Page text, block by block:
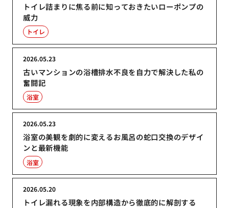
トイレ詰まりに焦る前に知っておきたいローポンプの
威力
トイレ
古いマンションの浴槽排水不良を自力で解決した私の
奮闘記
2026.05.23
浴室
浴室の美観を劇的に変えるお風呂の蛇口交換のデザイ
ンと最新機能
2026.05.23
浴室
トイレ漏れる現象を内部構造から徹底的に解剖する
2026.05.20